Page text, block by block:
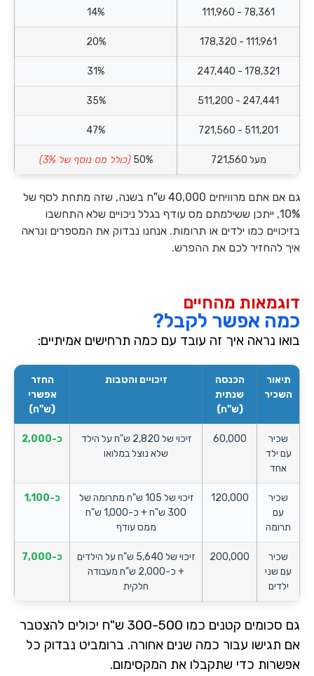
78,361 - 111,960
14%
111,961 - 178,320
20%
178,321 - 247,440
31%
247,441 - 511,200
35%
511,201 - 721,560
47%
מעל 721,560 50% (כולל מס נוסף של 3%)
גם אם אתם מרוויחים 40,000 ש"ח
בשנה, שזה מתחת לסף של
10%, ייתכן ששילמתם מס עודף בגלל ניכויים שלא התחשבו
בזיכויים כמו ילדים או תרומות. אנחנו נבדוק את המספרים ונראה
איך להחזיר לכם את ההפרש.
דוגמאות מהחיים
כמה אפשר לקבל?
בואו נראה איך זה עובד עם כמה תרחישים אמיתיים:
תיאור
השכיר
הכנסה
שנתית
(ש"ח)
זיכויים והטבות
החזר
אפשרי
(ש"ח)
שכיר
עם ילד
אחד
60,000
זיכוי של 2,820 ש"ח על הילד
שלא נוצל במלואו
כ-2,000
שכיר
עם
תרומה
120,000
זיכוי של 105 ש"ח מתרומה של
300 ש"ח + כ-1,000 ש"ח
ממס עודף
כ-1,100
שכיר
עם שני
ילדים
200,000
זיכוי של 5,640 ש"ח על הילדים
+ כ-2,000 ש"ח מעבודה
חלקית
כ-7,000
גם סכומים קטנים כמו 300-500 ש"ח יכולים להצטבר
אם תגישו עבור כמה שנים אחורה. ברומביט נבדוק כל
אפשרות כדי שתקבלו את המקסימום.